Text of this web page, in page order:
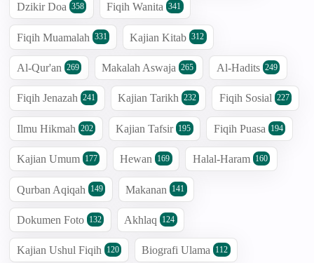
Dzikir Doa 358 Fiqih Wanita 341
Fiqih Muamalah 331 Kajian Kitab 312
Al-Qur'an 269 Makalah Aswaja 265 Al-Hadits 249
Fiqih Jenazah 241 Kajian Tarikh 232 Fiqih Sosial 227
Ilmu Hikmah 202 Kajian Tafsir 195 Fiqih Puasa 194
Kajian Umum 177 Hewan 169 Halal-Haram 160
Qurban Aqiqah 149 Makanan 141
Dokumen Foto 132 Akhlaq 124
Kajian Ushul Fiqih 120 Biografi Ulama 112